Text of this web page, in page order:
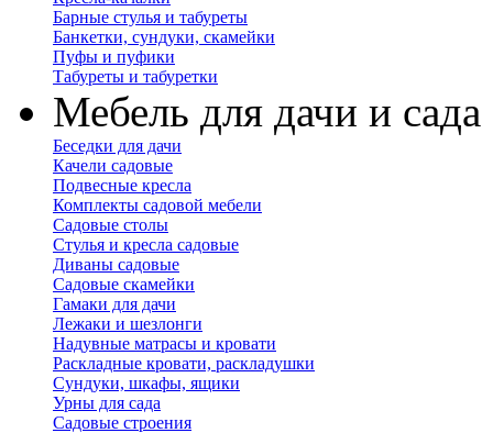
Барные стулья и табуреты
Банкетки, сундуки, скамейки
Пуфы и пуфики
Табуреты и табуретки
Мебель для дачи и сада
Беседки для дачи
Качели садовые
Подвесные кресла
Комплекты садовой мебели
Садовые столы
Стулья и кресла садовые
Диваны садовые
Садовые скамейки
Гамаки для дачи
Лежаки и шезлонги
Надувные матрасы и кровати
Раскладные кровати, раскладушки
Сундуки, шкафы, ящики
Урны для сада
Садовые строения